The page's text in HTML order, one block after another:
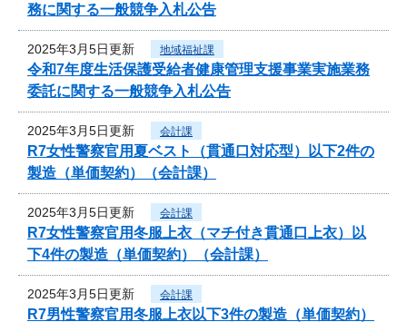
務に関する一般競争入札公告
2025年3月5日更新 地域福祉課
令和7年度生活保護受給者健康管理支援事業実施業務
委託に関する一般競争入札公告
2025年3月5日更新 会計課
R7女性警察官用夏ベスト（貫通口対応型）以下2件の
製造（単価契約）（会計課）
2025年3月5日更新 会計課
R7女性警察官用冬服上衣（マチ付き貫通口上衣）以
下4件の製造（単価契約）（会計課）
2025年3月5日更新 会計課
R7男性警察官用冬服上衣以下3件の製造（単価契約）